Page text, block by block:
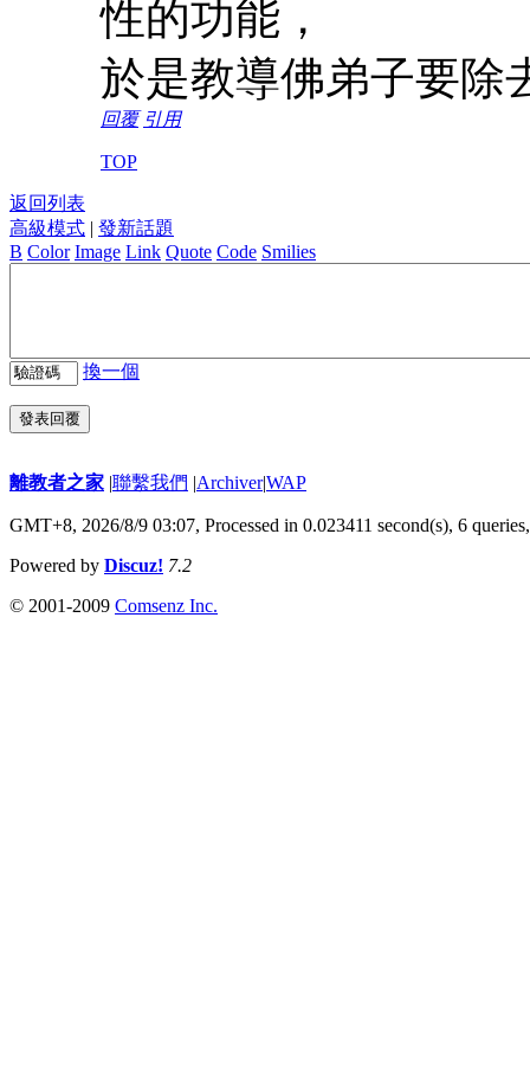
性的功能，
於是教導佛弟子要除
回覆 引用
TOP
返回列表
高級模式 | 發新話題
B Color Image Link Quote Code Smilies
換一個
發表回覆
離教者之家 |聯繫我們 |Archiver|WAP
GMT+8, 2026/8/9 03:07, Processed in 0.023411 second(s), 6
Powered by Discuz! 7.2
© 2001-2009 Comsenz Inc.